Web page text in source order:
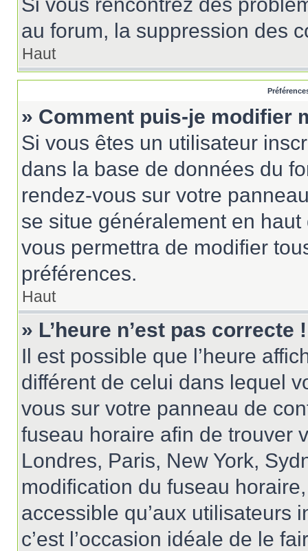
au forum, la suppression des
Haut
» Comment puis-je modifier
Si vous êtes un utilisateur
dans la base de données du
rendez-vous sur votre
se situe généralement en
vous permettra de modifier
préférences.
Haut
» L’heure n’est pas correcte !
Il est possible que l’heure
différent de celui dans lequel
vous sur votre panneau de
fuseau horaire afin de trouver
Londres, Paris, New York,
modification du fuseau
accessible qu’aux utilisateurs
c’est l’occasion idéale de le